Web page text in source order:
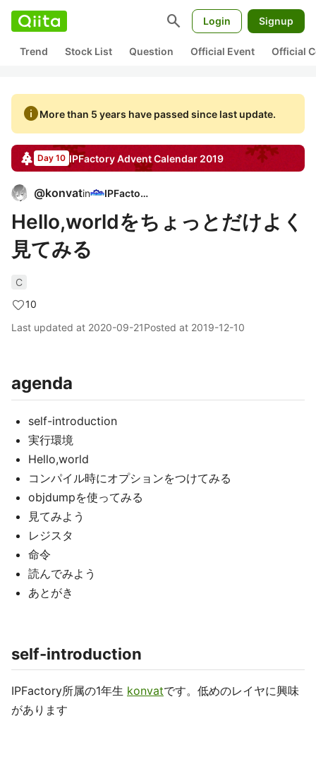
search Login Signup
Trend Stock List Question Official Event Official
infoMore than 5 years have passed since last update.
Day 10 IPFactoryAdvent Calendar 2019
@konvatin IPFactory
Hello,worldをちょっとだけよく
見てみる
C
10
Last updated at 2020-09-21Posted at 2019-12-10
agenda
self-introduction
実行環境
Hello,world
コンパイル時にオプションをつけてみる
objdumpを使ってみる
見てみよう
レジスタ
命令
読んでみよう
あとがき
self-introduction
IPFactory所属の1年生 konvatです。低めのレイヤに興味
があります